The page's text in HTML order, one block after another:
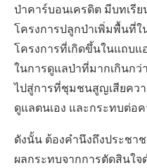
ป่าคาร์บอนเครดิต มีบทเรี
โครงการปลูกป่าเพิ่มพื้นที่
โครงการที่เกิดขึ้นในแถบ
ในการดูแลป่าที่มากเกินก
ไปสู่การที่ชุมชนสูญเสียคว
ดูแลตนเอง และกระทบต่
ดังนั้น ต้องคำนึงถึงประชา
ผลกระทบจากการตัดสินใจ